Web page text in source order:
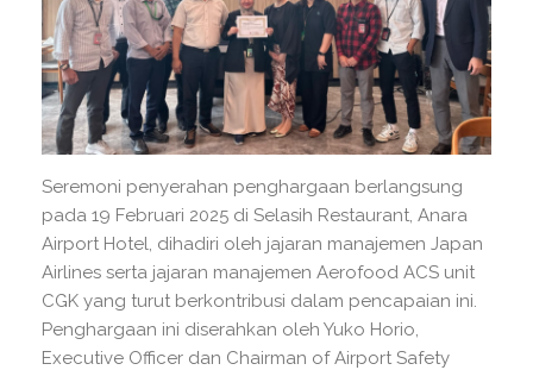
Seremoni penyerahan penghargaan berlangsung
pada 19 Februari 2025 di Selasih Restaurant, Anara
Airport Hotel, dihadiri oleh jajaran manajemen Japan
Airlines serta jajaran manajemen Aerofood ACS unit
CGK yang turut berkontribusi dalam pencapaian ini.
Penghargaan ini diserahkan oleh Yuko Horio,
Executive Officer dan Chairman of Airport Safety